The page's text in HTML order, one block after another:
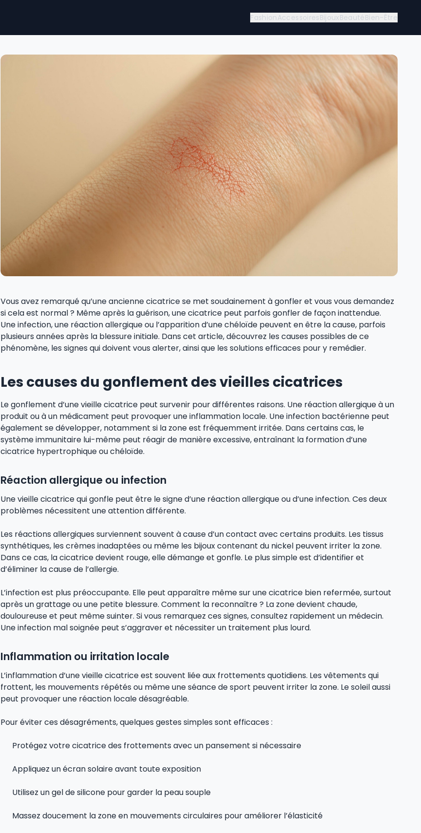
FashionAccessoiresBijouxBeautéBien-Être
Vous avez remarqué qu’une ancienne cicatrice se met soudainement à gonfler et vous vous demandez
si cela est normal ? Même après la guérison, une cicatrice peut parfois gonfler de façon inattendue.
Une infection, une réaction allergique ou l’apparition d’une chéloïde peuvent en être la cause, parfois
plusieurs années après la blessure initiale. Dans cet article, découvrez les causes possibles de ce
phénomène, les signes qui doivent vous alerter, ainsi que les solutions efficaces pour y remédier.
Les causes du gonflement des vieilles cicatrices
Le gonflement d’une vieille cicatrice peut survenir pour différentes raisons. Une réaction allergique à un
produit ou à un médicament peut provoquer une inflammation locale. Une infection bactérienne peut
également se développer, notamment si la zone est fréquemment irritée. Dans certains cas, le
système immunitaire lui-même peut réagir de manière excessive, entraînant la formation d’une
cicatrice hypertrophique ou chéloïde.
Réaction allergique ou infection
Une vieille cicatrice qui gonfle peut être le signe d’une réaction allergique ou d’une infection. Ces deux
problèmes nécessitent une attention différente.
Les réactions allergiques surviennent souvent à cause d’un contact avec certains produits. Les tissus
synthétiques, les crèmes inadaptées ou même les bijoux contenant du nickel peuvent irriter la zone.
Dans ce cas, la cicatrice devient rouge, elle démange et gonfle. Le plus simple est d’identifier et
d’éliminer la cause de l’allergie.
L’infection est plus préoccupante. Elle peut apparaître même sur une cicatrice bien refermée, surtout
après un grattage ou une petite blessure. Comment la reconnaître ? La zone devient chaude,
douloureuse et peut même suinter. Si vous remarquez ces signes, consultez rapidement un médecin.
Une infection mal soignée peut s’aggraver et nécessiter un traitement plus lourd.
Inflammation ou irritation locale
L’inflammation d’une vieille cicatrice est souvent liée aux frottements quotidiens. Les vêtements qui
frottent, les mouvements répétés ou même une séance de sport peuvent irriter la zone. Le soleil aussi
peut provoquer une réaction locale désagréable.
Pour éviter ces désagréments, quelques gestes simples sont efficaces :
Protégez votre cicatrice des frottements avec un pansement si nécessaire
Appliquez un écran solaire avant toute exposition
Utilisez un gel de silicone pour garder la peau souple
Massez doucement la zone en mouvements circulaires pour améliorer l’élasticité